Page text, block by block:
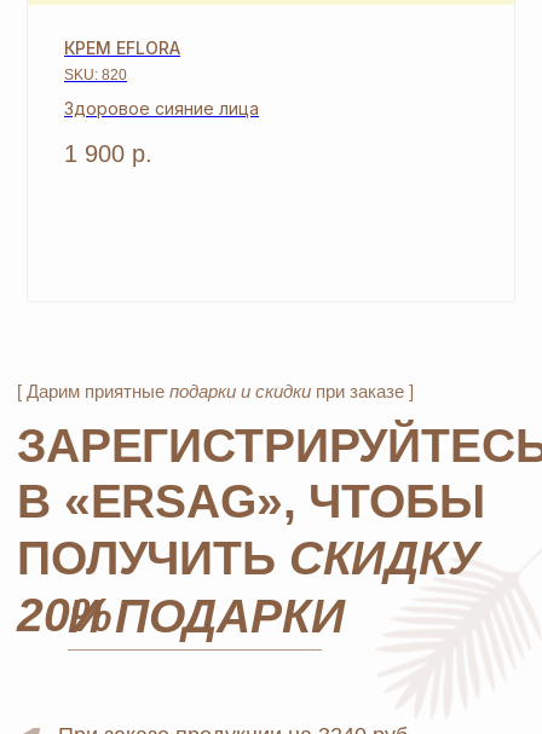
КРЕМ EFLORA
SKU: 820
Здоровое сияние лица
1 900 р.
ОТПРАВИТЬ
*Нажимая на кнопку, вы даете согласие на обработку
персональных данныхи соглашаетесь сполитикой
Главная
Маркетинг
Регистрация в Ersag
Блог
Каталог
Уход за лицом и телом
Для дома
Уход за волосами
Косметика
Личная гигиена
Прайс
Отзывы